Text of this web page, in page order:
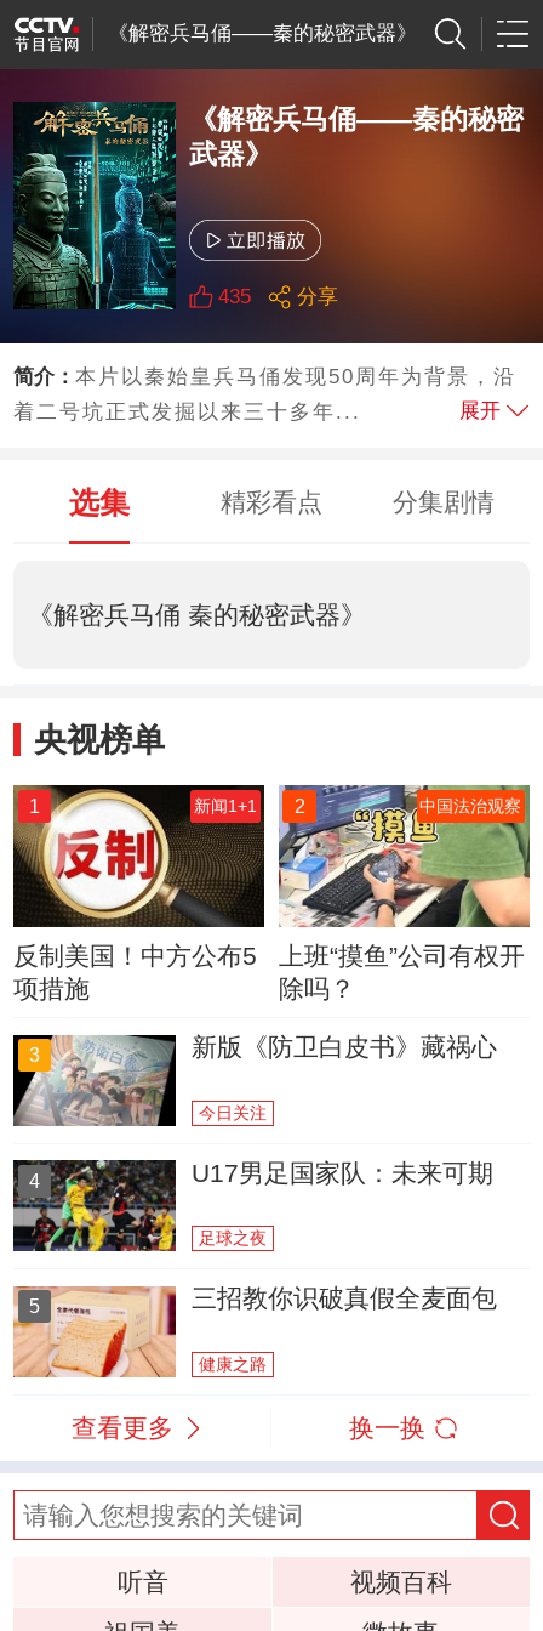
《解密兵马俑——秦的秘密武器》
《解密兵马俑——秦的秘密
武器》
435 分享
简介：本片以秦始皇兵马俑发现50周年为背景，沿
着二号坑正式发掘以来三十多年...
展开
选集 精彩看点 分集剧情
《解密兵马俑 秦的秘密武器》
央视榜单
1 新闻1+1
反制美国！中方公布5
项措施
2 中国法治观察
上班“摸鱼”公司有权开
除吗？
3 新版《防卫白皮书》藏祸心
今日关注
4 U17男足国家队：未来可期
足球之夜
5 三招教你识破真假全麦面包
健康之路
查看更多 换一换
听音
视频百科